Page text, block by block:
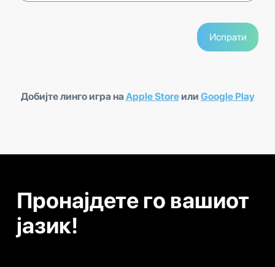
Добијте линго игра на Apple Storeили Google Play
Пронајдете го вашиот
јазик!